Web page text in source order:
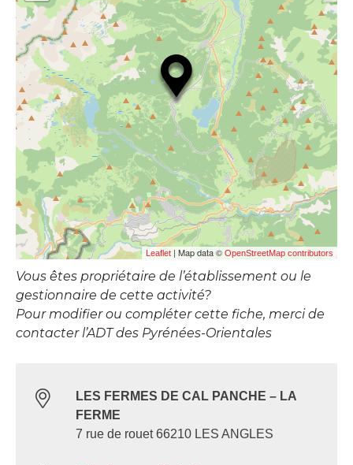
Leaflet | Map data © OpenStreetMap contributors
Vous êtes propriétaire de l’établissement ou le
gestionnaire de cette activité?
Pour modifier ou compléter cette fiche, merci de
contacter l’ADT des Pyrénées-Orientales
LES FERMES DE CAL PANCHE – LA
FERME
7 rue de rouet 66210 LES ANGLES